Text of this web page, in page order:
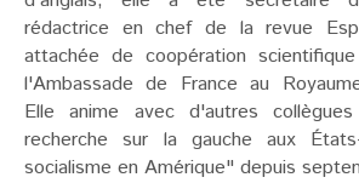
rédactrice en chef de la revue
attachée de coopération
l'Ambassade de France au
Elle anime avec d'autres
recherche sur la gauche aux
socialisme en Amérique" depuis